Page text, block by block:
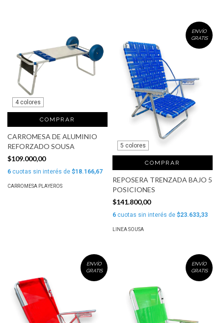
4 colores
COMPRAR
CARROMESA DE ALUMINIO
REFORZADO SOUSA
$109.000,00
6 cuotas sin interés de $18.166,67
CARROMESA PLAYEROS
ENVÍO
GRATIS
5 colores
COMPRAR
REPOSERA TRENZADA BAJO 5
POSICIONES
$141.800,00
6 cuotas sin interés de $23.633,33
LINEA SOUSA
ENVÍO
GRATIS
ENVÍO
GRATIS